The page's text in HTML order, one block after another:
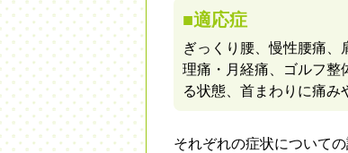
■適応症
ぎっくり腰、慢性腰痛
理痛・月経痛、ゴルフ整
る状態、首まわりに痛み
それぞれの症状について